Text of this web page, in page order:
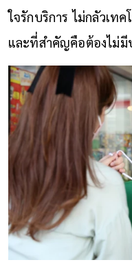
ใจรักบริการ ไม่กลัวเท
และที่สำคัญคือต้องไม่มี